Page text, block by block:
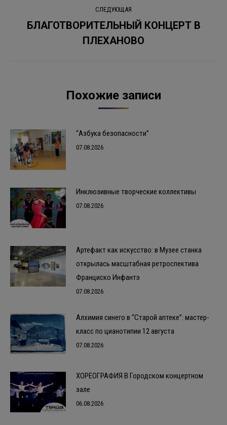
СЛЕДУЮЩАЯ
запись:
БЛАГОТВОРИТЕЛЬНЫЙ КОНЦЕРТ В
ПЛЕХАНОВО
Похожие записи
“Азбука безопасности”
07.08.2026
Инклюзивные творческие коллективы
07.08.2026
Артефакт как искусство: в Музее станка
открылась масштабная ретроспектива
Франциско Инфантэ
07.08.2026
Алхимия синего в “Старой аптеке”: мастер-
класс по цианотипии 12 августа
07.08.2026
ХОРЕОГРАФИЯ В Городском концертном
зале
06.08.2026